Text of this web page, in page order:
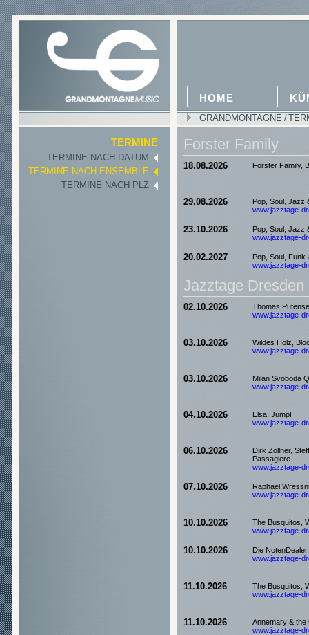
HOME
GRANDMONTAGNE /
TERMINE
TERMINE NACH DATUM
TERMINE NACH ENSEMBLE
TERMINE NACH PLZ
Forster Family
18.08.2026 Forster Family,
29.08.2026
Pop, Soul, Jazz
www.jazztage-
23.10.2026
Pop, Soul, Jazz
www.jazztage-
20.02.2027
Pop, Soul, Funk
www.jazztage-
Jazztage Dresden
02.10.2026
Thomas
www.jazztage-
03.10.2026
Wildes Holz,
www.jazztage-
03.10.2026
Milan Svoboda
www.jazztage-
04.10.2026
Elsa, Jump!
www.jazztage-
06.10.2026
Dirk Zöllner,
Passagiere
www.jazztage-
07.10.2026
Raphael
www.jazztage-
10.10.2026
The Busquitos,
www.jazztage-
10.10.2026
Die
www.jazztage-
11.10.2026
The Busquitos,
www.jazztage-
11.10.2026
Annemary & the
www.jazztage-